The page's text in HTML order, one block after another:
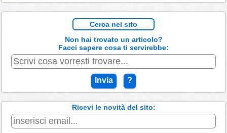
Cerca nel sito
Non hai trovato un articolo?
Facci sapere cosa ti servirebbe:
Invia ?
Ricevi le novità del sito: